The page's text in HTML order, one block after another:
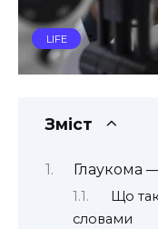
LIFE
Зміст
Глаукома
Що
словами